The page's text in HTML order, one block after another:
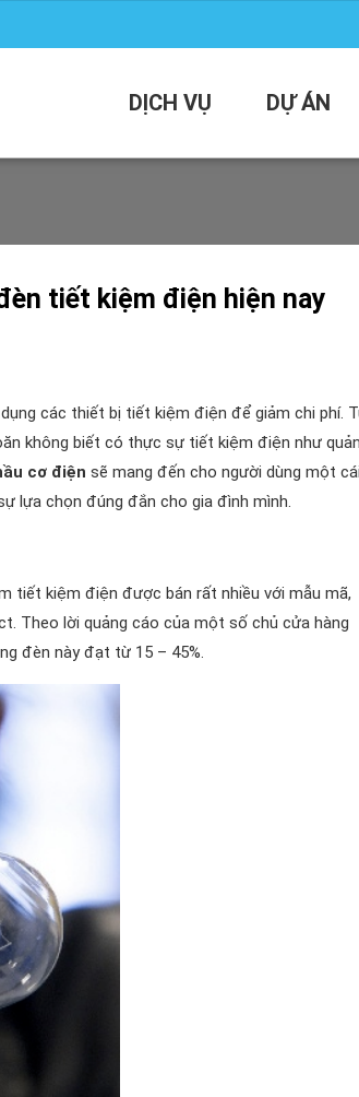
DỊCH VỤ DỰ ÁN
tiết kiệm điện hiện nay
các thiết bị tiết kiệm điện để giảm chi phí.
không biết có thực sự tiết kiệm điện như
cơ điện sẽ mang đến cho người dùng một cái
lựa chọn đúng đắn cho gia đình mình.
tiết kiệm điện được bán rất nhiều với mẫu mã,
Theo lời quảng cáo của một số chủ cửa hàng
đèn này đạt từ 15 – 45%.